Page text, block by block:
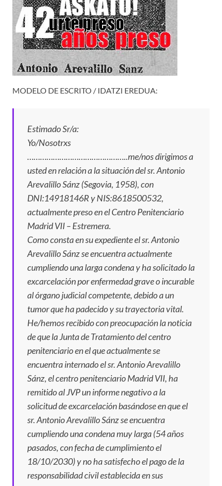
MODELO DE ESCRITO / IDATZI EREDUA:
Estimado Sr/a:
Yo/Nosotrxs
………………………………………..me/nos dirigimos a
usted en relación a la situación del sr. Antonio
Arevalillo Sánz (Segovia, 1958), con
DNI:14918146R y NIS:8618500532,
actualmente preso en el Centro Penitenciario
Madrid VII – Estremera.
Como consta en su expediente el sr. Antonio
Arevalillo Sánz se encuentra actualmente
cumpliendo una larga condena y ha solicitado la
excarcelación por enfermedad grave o incurable
al órgano judicial competente, debido a un
tumor que ha padecido y su trayectoria vital.
He/hemos recibido con preocupación la noticia
de que la Junta de Tratamiento del centro
penitenciario en el que actualmente se
encuentra internado el sr. Antonio Arevalillo
Sánz, el centro penitenciario Madrid VII, ha
remitido al JVP un informe negativo a la
solicitud de excarcelación basándose en que el
sr. Antonio Arevalillo Sánz se encuentra
cumpliendo una condena muy larga (54 años
pasados, con fecha de cumplimiento el
18/10/2030) y no ha satisfecho el pago de la
responsabilidad civil establecida en sus